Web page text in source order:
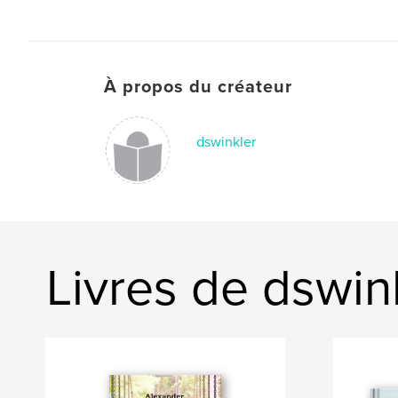
À propos du créateur
dswinkler
Livres de